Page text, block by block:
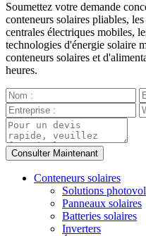
Soumettez votre demande
conteneurs solaires pliables,
centrales électriques mobiles,
technologies d'énergie solaire
conteneurs solaires et
heures.
Conteneurs solaires
Solutions
Panneaux solaires
Batteries solaires
Inverters